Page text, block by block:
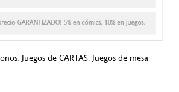
, Juegos de CARTAS, Juegos de mesa